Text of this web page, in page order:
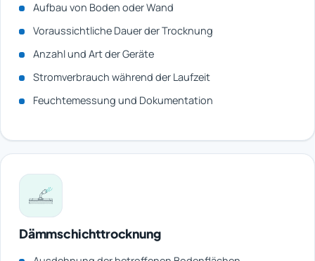
Aufbau von Boden oder Wand
Voraussichtliche Dauer der Trocknung
Anzahl und Art der Geräte
Stromverbrauch während der Laufzeit
Feuchtemessung und Dokumentation
Dämmschichttrocknung